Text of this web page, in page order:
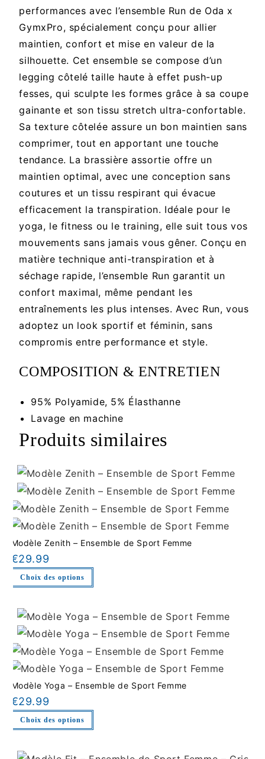
performances avec l’ensemble Run de Oda x
GymxPro, spécialement conçu pour allier
maintien, confort et mise en valeur de la
silhouette. Cet ensemble se compose d’un
legging côtelé taille haute à effet push-up
fesses, qui sculpte les formes grâce à sa coupe
gainante et son tissu stretch ultra-confortable.
Sa texture côtelée assure un bon maintien sans
comprimer, tout en apportant une touche
tendance. La brassière assortie offre un
maintien optimal, avec une conception sans
coutures et un tissu respirant qui évacue
efficacement la transpiration. Idéale pour le
yoga, le fitness ou le training, elle suit tous vos
mouvements sans jamais vous gêner. Conçu en
matière technique anti-transpiration et à
séchage rapide, l’ensemble Run garantit un
confort maximal, même pendant les
entraînements les plus intenses. Avec Run, vous
adoptez un look sportif et féminin, sans
compromis entre performance et style.
COMPOSITION & ENTRETIEN
95% Polyamide, 5% Élasthanne
Lavage en machine
Produits similaires
Modèle Zenith – Ensemble de Sport Femme
€29.99
Choix des options
Modèle Yoga – Ensemble de Sport Femme
€29.99
Choix des options